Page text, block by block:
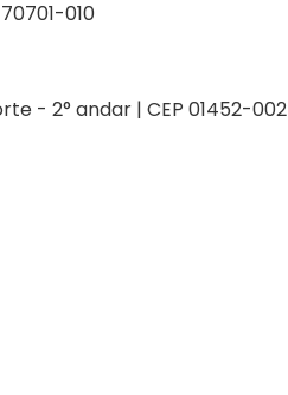
010
- 2° andar | CEP 01452-002